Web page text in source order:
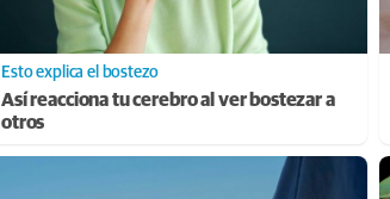
Esto explica el bostezo
Así reacciona tu cerebro al ver bostezar a
otros